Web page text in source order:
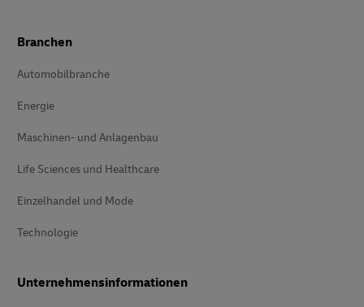
Branchen
Automobilbranche
Energie
Maschinen- und Anlagenbau
Life Sciences und Healthcare
Einzelhandel und Mode
Technologie
Unternehmensinformationen